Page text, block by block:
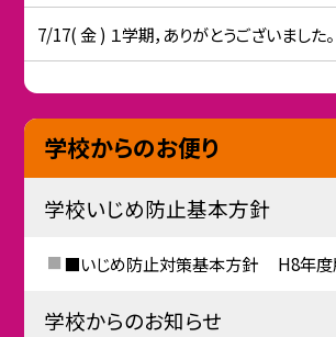
7/17( 金 ) １学期，ありがとうございました。
学校からのお便り
学校いじめ防止基本方針
■いじめ防止対策基本方針 H8年
学校からのお知らせ